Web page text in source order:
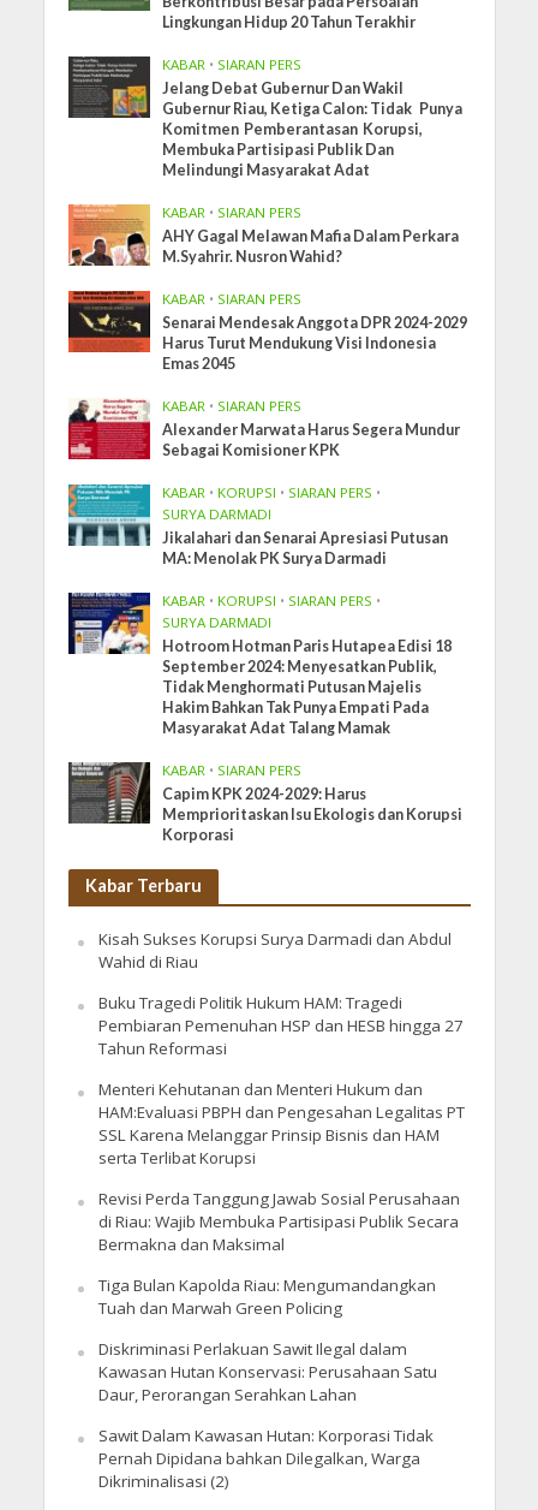
Lingkungan Hidup 20 Tahun Terakhir
KABAR • SIARAN PERS
Jelang Debat Gubernur Dan Wakil
Gubernur Riau, Ketiga Calon: Tidak Punya
Komitmen Pemberantasan Korupsi,
Membuka Partisipasi Publik Dan
Melindungi Masyarakat Adat
KABAR • SIARAN PERS
AHY Gagal Melawan Mafia Dalam Perkara
M.Syahrir. Nusron Wahid?
KABAR • SIARAN PERS
Senarai Mendesak Anggota DPR 2024-2029
Harus Turut Mendukung Visi Indonesia
Emas 2045
KABAR • SIARAN PERS
Alexander Marwata Harus Segera Mundur
Sebagai Komisioner KPK
KABAR • KORUPSI • SIARAN PERS •
SURYA DARMADI
Jikalahari dan Senarai Apresiasi Putusan
MA: Menolak PK Surya Darmadi
KABAR • KORUPSI • SIARAN PERS •
SURYA DARMADI
Hotroom Hotman Paris Hutapea Edisi 18
September 2024: Menyesatkan Publik,
Tidak Menghormati Putusan Majelis
Hakim Bahkan Tak Punya Empati Pada
Masyarakat Adat Talang Mamak
KABAR • SIARAN PERS
Capim KPK 2024-2029: Harus
Memprioritaskan Isu Ekologis dan Korupsi
Korporasi
Kabar Terbaru
Kisah Sukses Korupsi Surya Darmadi dan Abdul
Wahid di Riau
Buku Tragedi Politik Hukum HAM: Tragedi
Pembiaran Pemenuhan HSP dan HESB hingga 27
Tahun Reformasi
Menteri Kehutanan dan Menteri Hukum dan
HAM:Evaluasi PBPH dan Pengesahan Legalitas PT
SSL Karena Melanggar Prinsip Bisnis dan HAM
serta Terlibat Korupsi
Revisi Perda Tanggung Jawab Sosial Perusahaan
di Riau: Wajib Membuka Partisipasi Publik Secara
Bermakna dan Maksimal
Tiga Bulan Kapolda Riau: Mengumandangkan
Tuah dan Marwah Green Policing
Diskriminasi Perlakuan Sawit Ilegal dalam
Kawasan Hutan Konservasi: Perusahaan Satu
Daur, Perorangan Serahkan Lahan
Sawit Dalam Kawasan Hutan: Korporasi Tidak
Pernah Dipidana bahkan Dilegalkan, Warga
Dikriminalisasi (2)